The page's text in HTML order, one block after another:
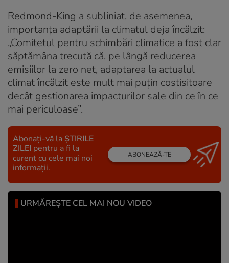
Redmond-King a subliniat, de asemenea,
importanța adaptării la climatul deja încălzit:
„Comitetul pentru schimbări climatice a fost clar
săptămâna trecută că, pe lângă reducerea
emisiilor la zero net, adaptarea la actualul
climat încălzit este mult mai puțin costisitoare
decât gestionarea impacturilor sale din ce în ce
mai periculoase”.
Abonați-vă la ȘTIRILE
ZILEI pentru a fi la
curent cu cele mai noi
informații.
ABONEAZĂ-TE
URMĂREȘTE CEL MAI NOU VIDEO